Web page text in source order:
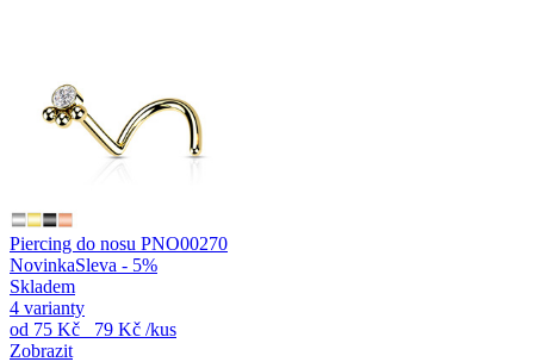
Piercing do nosu PNO00270
NovinkaSleva - 5%
Skladem
4 varianty
od 75 Kč 79 Kč /kus
Zobrazit